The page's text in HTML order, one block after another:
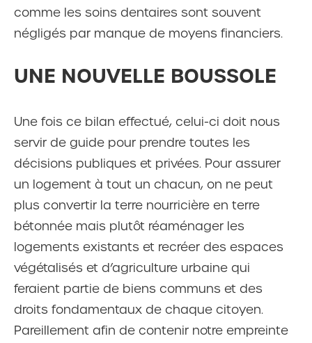
comme les soins dentaires sont souvent
négligés par manque de moyens financiers.
UNE NOUVELLE BOUSSOLE
Une fois ce bilan effectué, celui-ci doit nous
servir de guide pour prendre toutes les
décisions publiques et privées. Pour assurer
un logement à tout un chacun, on ne peut
plus convertir la terre nourricière en terre
bétonnée mais plutôt réaménager les
logements existants et recréer des espaces
végétalisés et d’agriculture urbaine qui
feraient partie de biens communs et des
droits fondamentaux de chaque citoyen.
Pareillement afin de contenir notre empreinte